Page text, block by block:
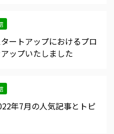
ートアップにおけるプロ
ップいたしました
年7月の人気記事とトピ